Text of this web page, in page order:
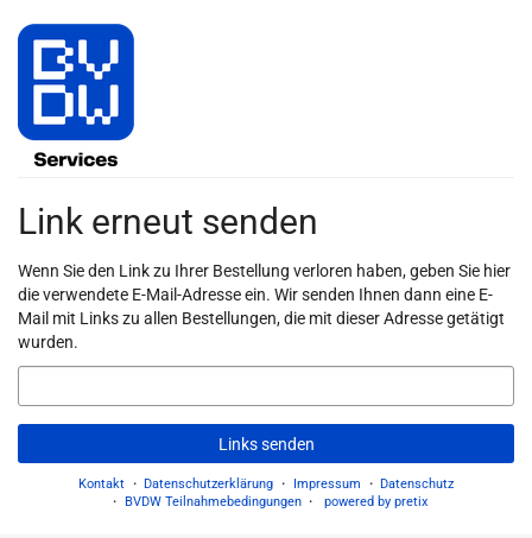
Zum
Haupt-
Inhalt
springen
Link erneut senden
Wenn Sie den Link zu Ihrer Bestellung verloren haben, geben Sie hier
die verwendete E-Mail-Adresse ein. Wir senden Ihnen dann eine E-
Mail mit Links zu allen Bestellungen, die mit dieser Adresse getätigt
wurden.
Mail
Links senden
Kontakt Datenschutzerklärung Impressum
Datenschutz
BVDW Teilnahmebedingungen
powered by pretix